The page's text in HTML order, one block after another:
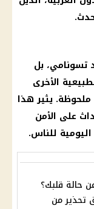
تسونامي، بل
الأخرى
ملحوظة. يثير هذا
على الأمن
اليومية للناس.
حالة قلبك؟
تحذير من